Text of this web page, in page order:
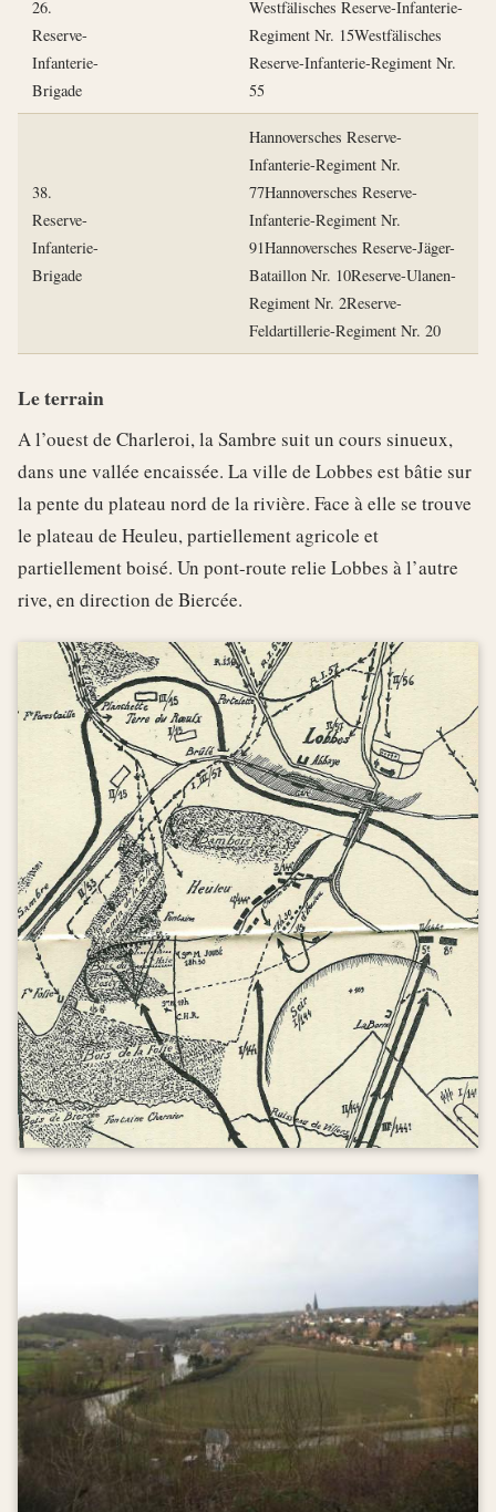
26.
Reserve-
Infanterie-
Brigade
Westfälisches Reserve-Infanterie-
Regiment Nr. 15Westfälisches
Reserve-Infanterie-Regiment Nr.
55
38.
Reserve-
Infanterie-
Brigade
Hannoversches Reserve-
Infanterie-Regiment Nr.
77Hannoversches Reserve-
Infanterie-Regiment Nr.
91Hannoversches Reserve-Jäger-
Bataillon Nr. 10Reserve-Ulanen-
Regiment Nr. 2Reserve-
Feldartillerie-Regiment Nr. 20
Le terrain
A l’ouest de Charleroi, la Sambre suit un cours sinueux,
dans une vallée encaissée. La ville de Lobbes est bâtie sur
la pente du plateau nord de la rivière. Face à elle se trouve
le plateau de Heuleu, partiellement agricole et
partiellement boisé. Un pont-route relie Lobbes à l’autre
rive, en direction de Biercée.